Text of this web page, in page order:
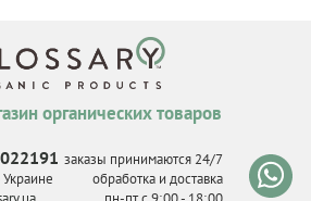
органических товаров
заказы принимаются 24/7
обработка и доставка